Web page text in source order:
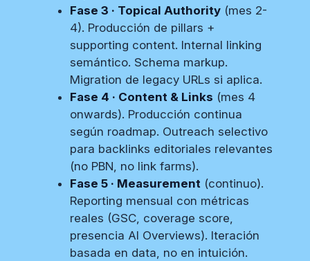
Fase 3 · Topical Authority (mes 2-
4). Producción de pillars +
supporting content. Internal linking
semántico. Schema markup.
Migration de legacy URLs si aplica.
Fase 4 · Content & Links (mes 4
onwards). Producción continua
según roadmap. Outreach selectivo
para backlinks editoriales relevantes
(no PBN, no link farms).
Fase 5 · Measurement (continuo).
Reporting mensual con métricas
reales (GSC, coverage score,
presencia AI Overviews). Iteración
basada en data, no en intuición.